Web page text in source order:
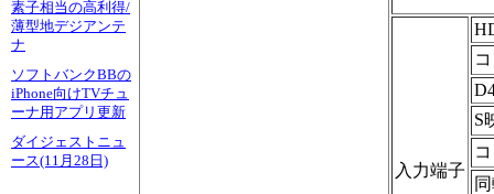
素子相当の高利得/
薄型地デジアンテ
ナ
ソフトバンクBBの
iPhone向けTVチュ
ーナ用アプリ更新
ダイジェストニュ
ース(11月28日)
入力端子
S